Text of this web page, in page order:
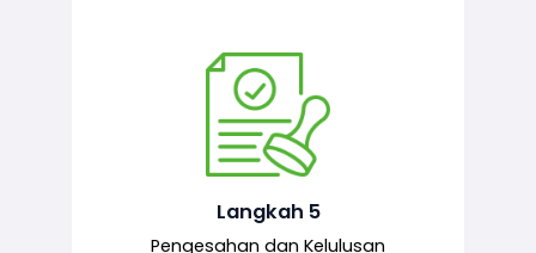
Langkah 5
Pengesahan dan Kelulusan
Pegawai pelulus menilai permohonan
dan memberi pengesahan serta
kelulusan akhir sekiranya semuanya
mematuhi syarat ditetapkan.